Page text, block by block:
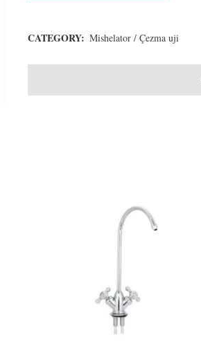
CATEGORY: Mishelator / Çezma uji